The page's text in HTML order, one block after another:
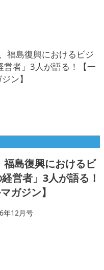
福島復興におけるビジ
営者」3人が語る！【一
ン】
福島復興におけるビ
営者」3人が語る！
ガジン】
年12月号